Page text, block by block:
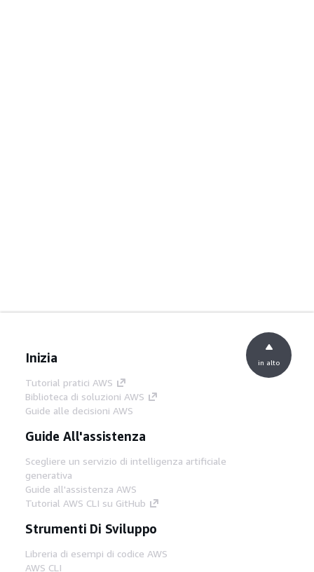
Inizia
Tutorial pratici AWS
Biblioteca di soluzioni AWS
Guide alle decisioni AWS
Guide All'assistenza
Scegliere un servizio di intelligenza artificiale
generativa
Guide all'assistenza AWS
Tutorial AWS CLI su GitHub
Strumenti Di Sviluppo
Libreria di esempi di codice AWS
AWS CLI
in alto